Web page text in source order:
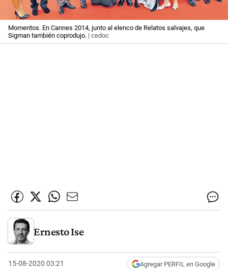
Momentos. En Cannes 2014, junto al elenco de Relatos salvajes, que
Sigman también coprodujo. | cedoc
Ernesto Ise
15-08-2020 03:21 Agregar PERFIL en Google